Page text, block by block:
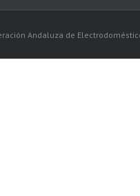
Andaluza de